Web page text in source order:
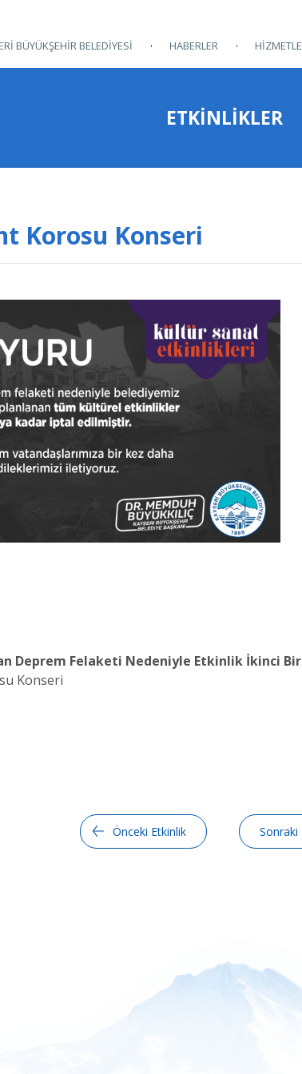
BÜYÜKŞEHİR BELEDİYESİ HABERLER
ETKINLIKLER
Korosu Konseri
Deprem Felaketi Nedeniyle Etkinlik İkinci
Konseri
Önceki Etkinlik Sonraki